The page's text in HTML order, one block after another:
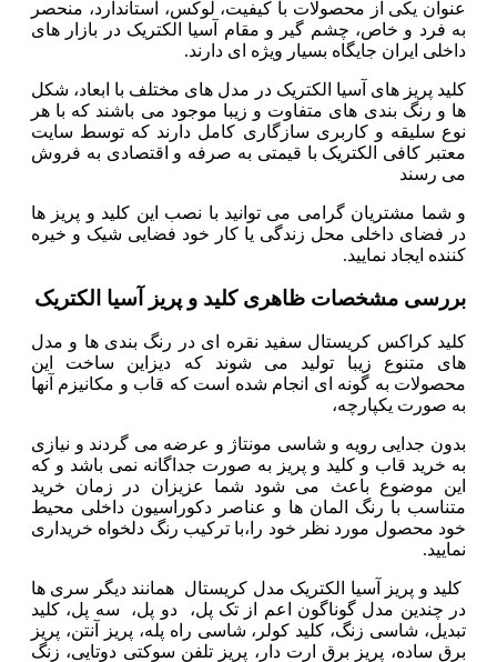
عنوان یکی از محصولات با کیفیت، لوکس، استاندارد، منحصر
به فرد و خاص، چشم گیر و مقام آسیا الکتریک در بازار های
داخلی ایران جایگاه بسیار ویژه ای دارند.
کلید پریز های آسیا الکتریک در مدل های مختلف با ابعاد، شکل
ها و رنگ بندی های متفاوت و زیبا موجود می باشند که با هر
نوع سلیقه و کاربری سازگاری کامل دارند که توسط سایت
معتبر کافی الکتریک با قیمتی به صرفه و اقتصادی به فروش
می رسند
و شما مشتریان گرامی می توانید با نصب این کلید و پریز ها
در فضای داخلی محل زندگی یا کار خود فضایی شیک و خیره
کننده ایجاد نمایید.
بررسی مشخصات ظاهری کلید و پریز آسیا الکتریک
کلید کراکس کریستال سفید نقره ای در رنگ بندی ها و مدل
های متنوع زیبا تولید می شوند که دیزاین ساخت این
محصولات به گونه ای انجام شده است که قاب و مکانیزم آنها
به صورت یکپارچه،
بدون جدایی رویه و شاسی مونتاژ و عرضه می گردند و نیازی
به خرید قاب و کلید و پریز به صورت جداگانه نمی باشد و که
این موضوع باعث می شود شما عزیزان در زمان خرید
متناسب با رنگ المان ها و عناصر دکوراسیون داخلی محیط
خود محصول مورد نظر خود را،با ترکیب رنگ دلخواه خریداری
نمایید.
کلید و پریز آسیا الکتریک مدل کریستال همانند دیگر سری ها
در چندین مدل گوناگون اعم از تک پل، دو پل، سه پل، کلید
تبدیل، شاسی زنگ، کلید کولر، شاسی راه پله، پریز آنتن، پریز
برق ساده، پریز برق ارت دار، پریز تلفن سوکتی دوتایی، زنگ